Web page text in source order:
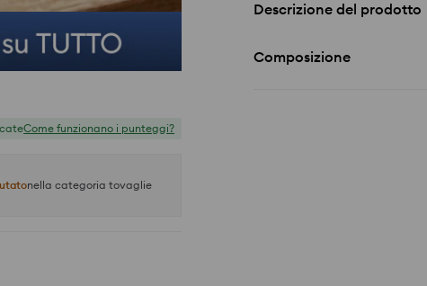
Descrizione del prodotto
Composizione
Come funzionano i punteggi?
nella categoria tovaglie